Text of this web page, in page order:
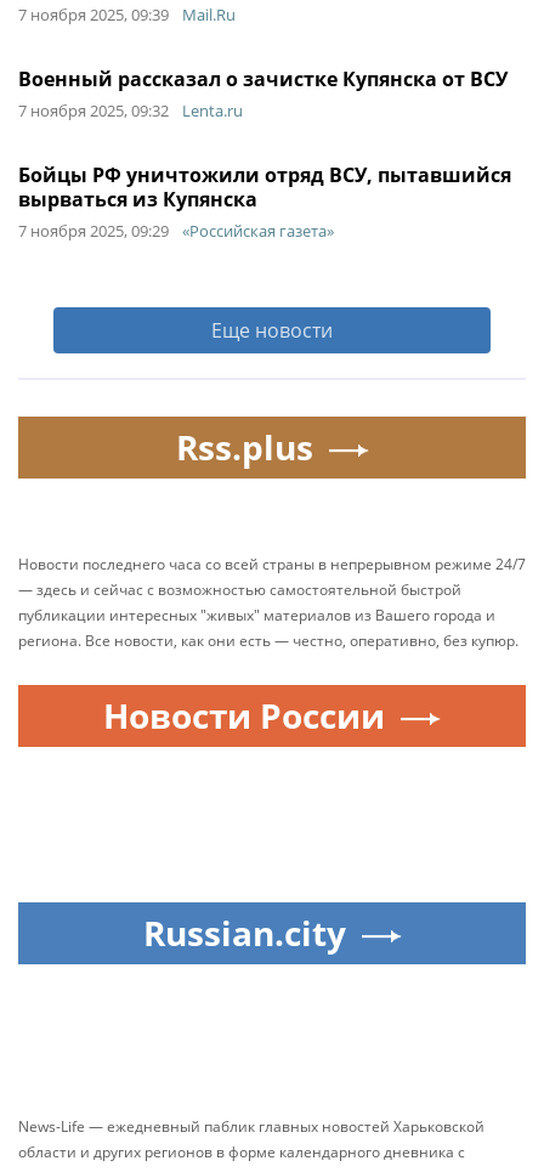
7 ноября 2025, 09:39 Mail.Ru
Военный рассказал о зачистке Купянска от ВСУ
7 ноября 2025, 09:32 Lenta.ru
Бойцы РФ уничтожили отряд ВСУ, пытавшийся
вырваться из Купянска
7 ноября 2025, 09:29 «Российская газета»
Еще новости
Rss.plus
Новости последнего часа со всей страны в непрерывном режиме 24/7
— здесь и сейчас с возможностью самостоятельной быстрой
публикации интересных "живых" материалов из Вашего города и
региона. Все новости, как они есть — честно, оперативно, без купюр.
Новости России
Russian.city
News-Life — ежедневный паблик главных новостей Харьковской
области и других регионов в форме календарного дневника с